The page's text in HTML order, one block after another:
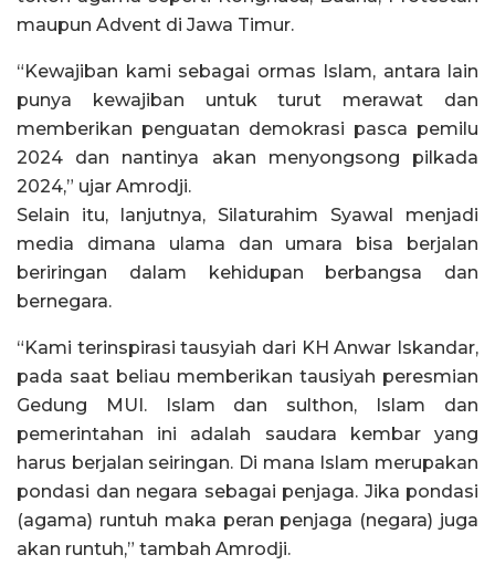
maupun Advent di Jawa Timur.
“Kewajiban kami sebagai ormas Islam, antara lain
punya kewajiban untuk turut merawat dan
memberikan penguatan demokrasi pasca pemilu
2024 dan nantinya akan menyongsong pilkada
2024,” ujar Amrodji.
Selain itu, lanjutnya, Silaturahim Syawal menjadi
media dimana ulama dan umara bisa berjalan
beriringan dalam kehidupan berbangsa dan
bernegara.
“Kami terinspirasi tausyiah dari KH Anwar Iskandar,
pada saat beliau memberikan tausiyah peresmian
Gedung MUI. Islam dan sulthon, Islam dan
pemerintahan ini adalah saudara kembar yang
harus berjalan seiringan. Di mana Islam merupakan
pondasi dan negara sebagai penjaga. Jika pondasi
(agama) runtuh maka peran penjaga (negara) juga
akan runtuh,” tambah Amrodji.